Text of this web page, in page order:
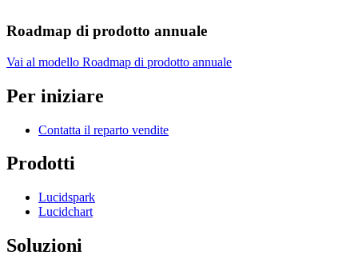
Roadmap di prodotto annuale
Vai al modello Roadmap di prodotto annuale
Per iniziare
Contatta il reparto vendite
Prodotti
Lucidspark
Lucidchart
Soluzioni